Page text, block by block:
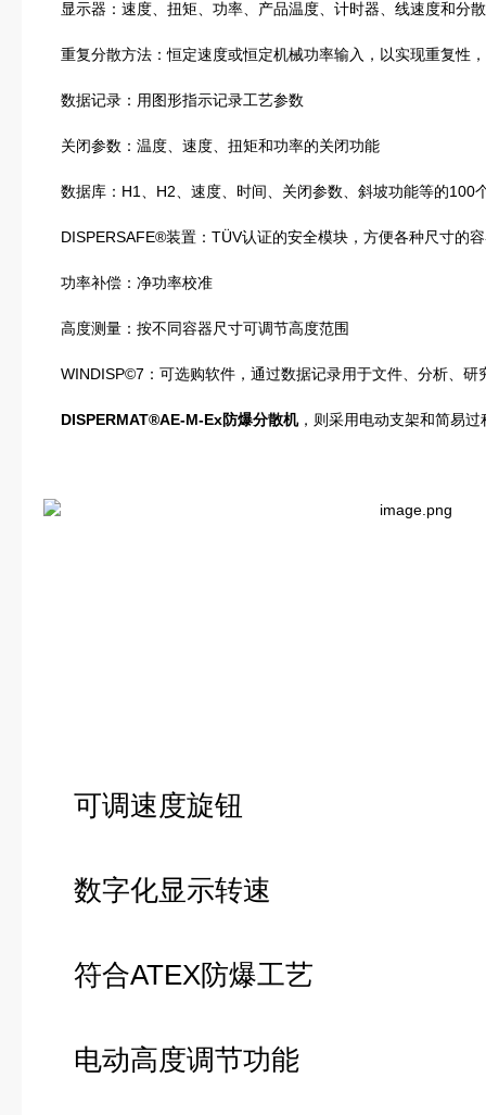
显示器：速度、扭矩、功率、产品温度、计时器、线速度和分
重复分散方法：恒定速度或恒定机械功率输入，以实现重复性
数据记录：用图形指示记录工艺参数
关闭参数：温度、速度、扭矩和功率的关闭功能
数据库：H1、H2、速度、时间、关闭参数、斜坡功能等的100
DISPERSAFE®装置：TÜV认证的安全模块，方便各种尺寸的
功率补偿：净功率校准
高度测量：按不同容器尺寸可调节高度范围
WINDISP©7：可选购软件，通过数据记录用于文件、分析、研
DISPERMAT®AE-M-Ex防爆分散机，则采用电动支架和简易过
可调速度旋钮
数字化显示转速
符合ATEX防爆工艺
电动高度调节功能